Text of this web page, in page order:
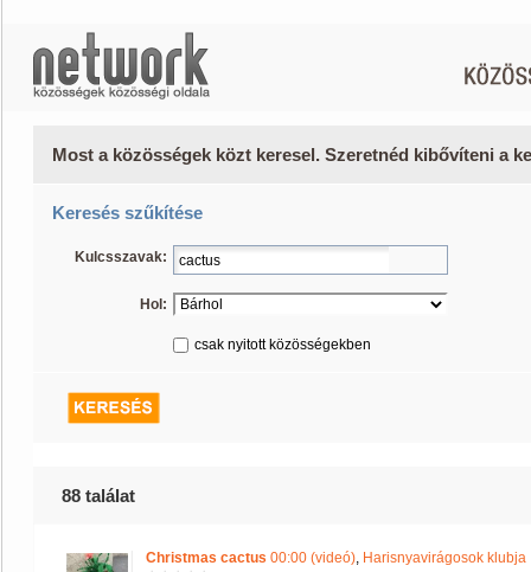
Most a közösségek közt keresel. Szeretnéd kibővíteni a
Keresés szűkítése
Kulcsszavak:
Hol:
csak nyitott közösségekben
88 találat
Christmas cactus 00:00 (videó), Harisnyavirágosok klubja